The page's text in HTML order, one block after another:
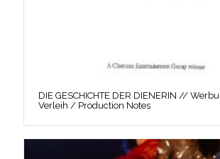
DIE GESCHICHTE DER DIENERIN //
Verleih / Production Notes